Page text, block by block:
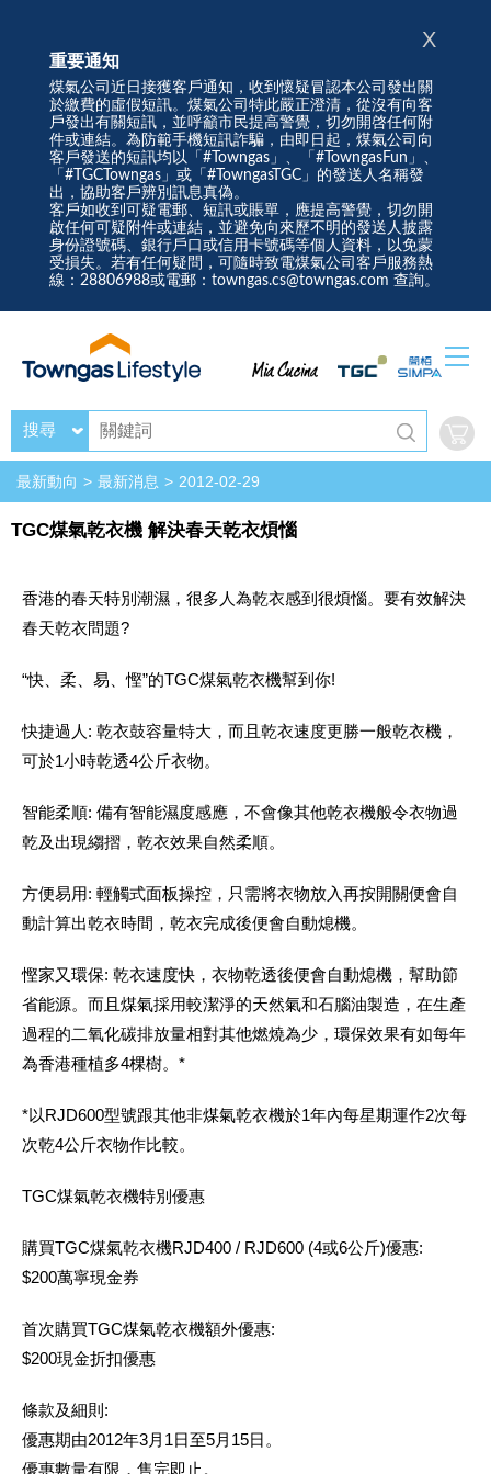
重要通知
煤氣公司近日接獲客戶通知，收到懷疑冒認本公司發出關
於繳費的虛假短訊。煤氣公司特此嚴正澄清，從沒有向客
戶發出有關短訊，並呼籲市民提高警覺，切勿開啓任何附
件或連結。為防範手機短訊詐騙，由即日起，煤氣公司向
客戶發送的短訊均以「#Towngas」、「#TowngasFun」、
「#TGCTowngas」或「#TowngasTGC」的發送人名稱發
出，協助客戶辨別訊息真偽。
客戶如收到可疑電郵、短訊或賬單，應提高警覺，切勿開
啟任何可疑附件或連結，並避免向來歷不明的發送人披露
身份證號碼、銀行戶口或信用卡號碼等個人資料，以免蒙
受損失。若有任何疑問，可隨時致電煤氣公司客戶服務熱
線：28806988或電郵：towngas.cs@towngas.com 查詢。
X
搜尋
最新動向 最新消息 2012-02-29
TGC煤氣乾衣機 解決春天乾衣煩惱
香港的春天特別潮濕，很多人為乾衣感到很煩惱。要有效解決
春天乾衣問題?
“快、柔、易、慳”的TGC煤氣乾衣機幫到你!
快捷過人: 乾衣鼓容量特大，而且乾衣速度更勝一般乾衣機，
可於1小時乾透4公斤衣物。
智能柔順: 備有智能濕度感應，不會像其他乾衣機般令衣物過
乾及出現縐摺，乾衣效果自然柔順。
方便易用: 輕觸式面板操控，只需將衣物放入再按開關便會自
動計算出乾衣時間，乾衣完成後便會自動熄機。
慳家又環保: 乾衣速度快，衣物乾透後便會自動熄機，幫助節
省能源。而且煤氣採用較潔淨的天然氣和石腦油製造，在生產
過程的二氧化碳排放量相對其他燃燒為少，環保效果有如每年
為香港種植多4棵樹。*
*以RJD600型號跟其他非煤氣乾衣機於1年內每星期運作2次每
次乾4公斤衣物作比較。
TGC煤氣乾衣機特別優惠
購買TGC煤氣乾衣機RJD400 / RJD600 (4或6公斤)優惠:
$200萬寧現金券
首次購買TGC煤氣乾衣機額外優惠:
$200現金折扣優惠
條款及細則:
優惠期由2012年3月1日至5月15日。
優惠數量有限，售完即止。